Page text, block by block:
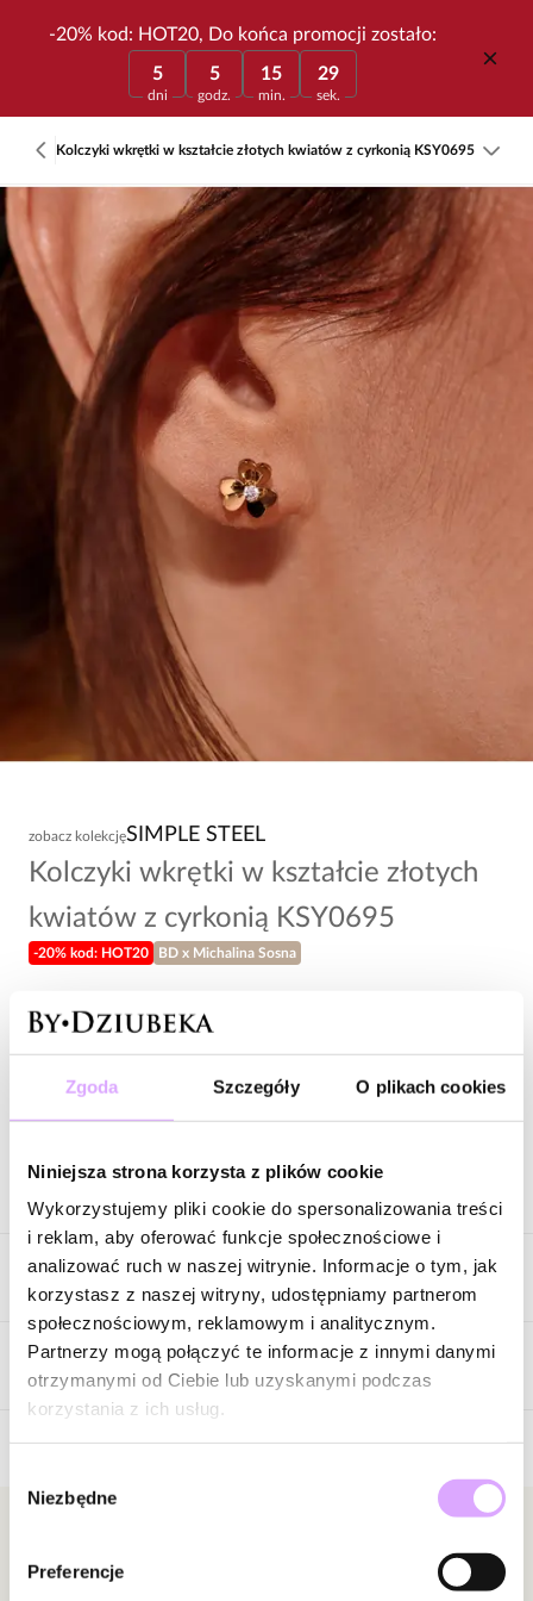
Zgoda Szczegóły O plikach cookies
Niniejsza strona korzysta z plików cookie
Wykorzystujemy pliki cookie do spersonalizowania treści
i reklam, aby oferować funkcje społecznościowe i
analizować ruch w naszej witrynie. Informacje o tym, jak
korzystasz z naszej witryny, udostępniamy partnerom
społecznościowym, reklamowym i analitycznym.
Partnerzy mogą połączyć te informacje z innymi danymi
otrzymanymi od Ciebie lub uzyskanymi podczas
korzystania z ich usług.
zgody
Niezbędne
Preferencje
-20% kod: HOT20, Do końca promocji zostało:
5
dni
5
godz.
15
min.
29
sek.
Kolczyki wkrętki w kształcie złotych kwiatów z cyrkonią KSY0695
zobacz kolekcjęSIMPLE STEEL
Kolczyki wkrętki w kształcie złotych
kwiatów z cyrkonią KSY0695
-20% kod: HOT20 BD x Michalina Sosna
54,00 zł
Opis produktu
Delikatny blask w ciepłym, złotym wydaniu. Te kolczyki wkrętki
w formie drobnych kwiatów łączą minimalistyczną elegancję z
subtelnym połyskiem. Gładkie, złote płatki pięknie odbijają
światło, a centralnie osadzona cyrkonia dodaje całości
wyrafinowanego, ale nienachalnego akcentu.
Ich lekka, wygodna forma sprawia, że są idealne do noszenia
przez cały dzień – praktyczne, a jednocześnie stylowe. Doskonale
układają się na uchu, podkreślając rysy twarzy i dodając jej ciepła
oraz świeżości. To biżuteria, która nie dominuje stylizacji, ale
Świetnie sprawdzą się zarówno w codziennych zestawach – z
Cechy produktu
złoty
Opinie
Jeszcze nikt nie ocenił tego produktu.
produkcie!
Bądź na bieżąco z nowościami i promocjami!